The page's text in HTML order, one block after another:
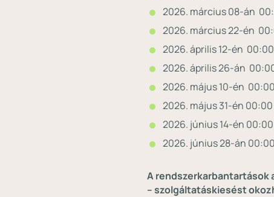
2026. március 08-án
2026. március 22-én
2026. április 12-én 00:00
2026. április 26-án
2026. május 10-én
2026. május 31-én
2026. június 14-én
2026. június 28-án
A rendszerkarbantartások
– szolgáltatáskiesést